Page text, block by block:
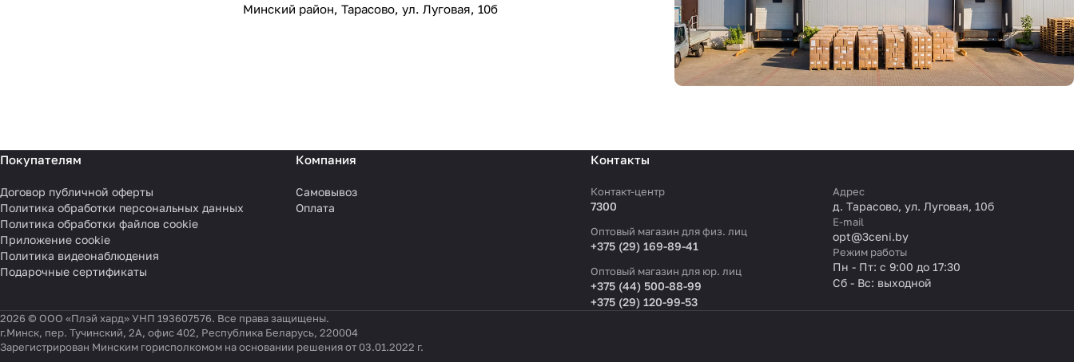
Минский район, Тарасово, ул. Луговая, 10б
Покупателям
Договор публичной оферты
Политика обработки персональных данных
Политика обработки файлов cookie
Приложение cookie
Политика видеонаблюдения
Подарочные сертификаты
Компания
Самовывоз
Оплата
Контакты
Контакт-центр
7300
Оптовый магазин для физ. лиц
+375 (29) 169-89-41
Оптовый магазин для юр. лиц
+375 (44) 500-88-99
+375 (29) 120-99-53
Адрес
д. Тарасово, ул. Луговая, 10б
E-mail
opt@3ceni.by
Режим работы
Пн - Пт: с 9:00 до 17:30
Сб - Вс: выходной
2026 © ООО «Плэй хард» УНП 193607576. Все права защищены.
г.Минск, пер. Тучинский, 2А, офис 402, Республика Беларусь, 220004
Зарегистрирован Минским горисполкомом на основании решения от 03.01.2022 г.